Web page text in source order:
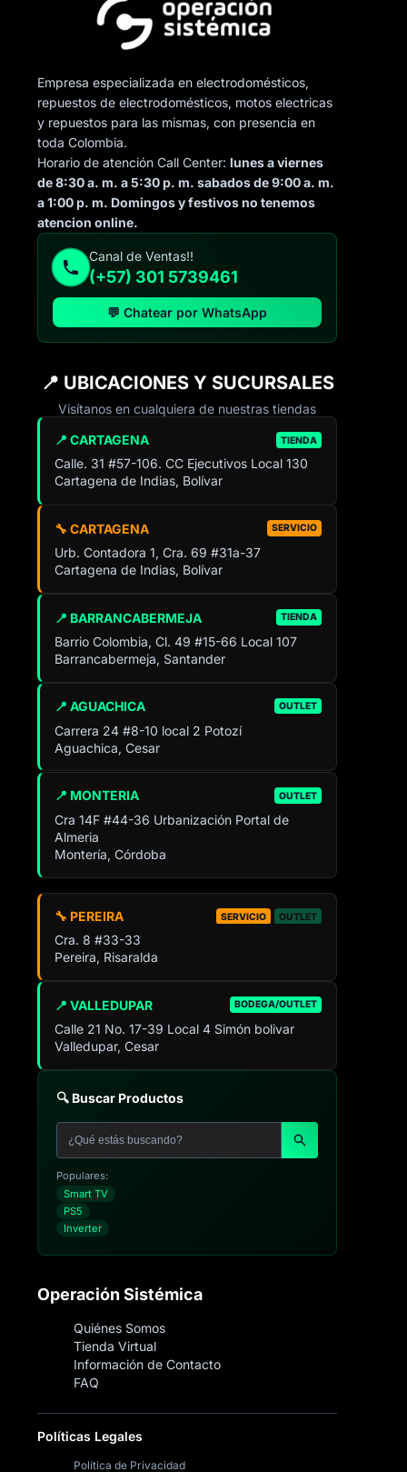
Empresa especializada en electrodomésticos,
repuestos de electrodomésticos, motos electricas
y repuestos para las mismas, con presencia en
toda Colombia.
Horario de atención Call Center:lunes a viernes
de 8:30 a. m. a 5:30 p. m. sabados de 9:00 a. m.
a 1:00 p. m. Domingos y festivos no tenemos
atencion online.
Canal de Ventas!!
(+57) 301 5739461
💬 Chatear por WhatsApp
📍 UBICACIONES Y SUCURSALES
Visítanos en cualquiera de nuestras tiendas
📍 CARTAGENA TIENDA
Calle. 31 #57-106. CC Ejecutivos Local 130
Cartagena de Indias, Bolívar
🔧 CARTAGENA SERVICIO
Urb. Contadora 1, Cra. 69 #31a-37
Cartagena de Indias, Bolívar
📍 BARRANCABERMEJA TIENDA
Barrio Colombia, Cl. 49 #15-66 Local 107
Barrancabermeja, Santander
📍 AGUACHICA OUTLET
Carrera 24 #8-10 local 2 Potozí
Aguachica, Cesar
📍 MONTERIA OUTLET
Cra 14F #44-36 Urbanización Portal de
Almeria
Montería, Córdoba
📍 VALLEDUPAR BODEGA/OUTLET
Calle 21 No. 17-39 Local 4 Simón bolivar
Valledupar, Cesar
🔧 PEREIRA SERVICIO OUTLET
Cra. 8 #33-33
Pereira, Risaralda
🔍 Buscar Productos
Populares:
Smart TV
PS5
Inverter
Operación Sistémica
Quiénes Somos
Tienda Virtual
Información de Contacto
FAQ
Políticas Legales
Política de Privacidad